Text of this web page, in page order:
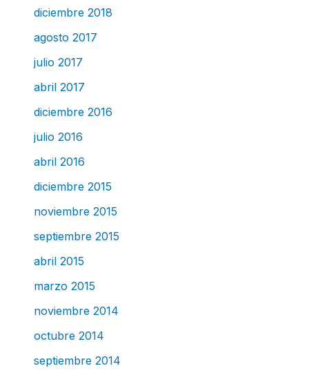
diciembre 2018
agosto 2017
julio 2017
abril 2017
diciembre 2016
julio 2016
abril 2016
diciembre 2015
noviembre 2015
septiembre 2015
abril 2015
marzo 2015
noviembre 2014
octubre 2014
septiembre 2014